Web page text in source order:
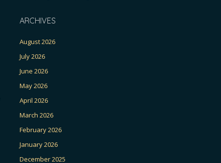
ARCHIVES
August 2026
July 2026
June 2026
May 2026
April 2026
March 2026
February 2026
January 2026
December 2025